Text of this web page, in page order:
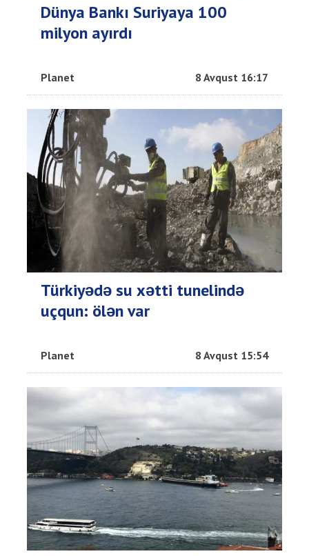
Dünya Bankı Suriyaya 100
milyon ayırdı
Planet 8 Avqust 16:17
Türkiyədə su xətti tunelində
uçqun: ölən var
Planet 8 Avqust 15:54